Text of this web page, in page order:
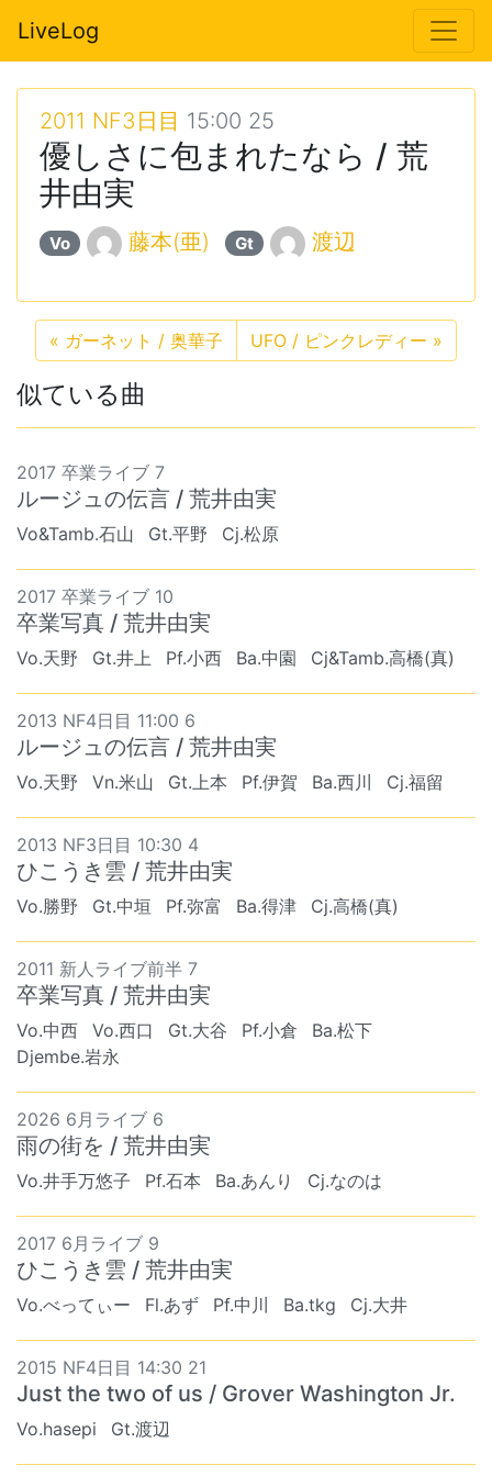
LiveLog
2011 NF3日目 15:00 25
優しさに包まれたなら / 荒
井由実
Vo 藤本(亜) Gt 渡辺
« ガーネット / 奥華子 UFO / ピンクレディー »
似ている曲
2017 卒業ライブ 7
ルージュの伝言 / 荒井由実
Vo&Tamb.石山 Gt.平野 Cj.松原
2017 卒業ライブ 10
卒業写真 / 荒井由実
Vo.天野 Gt.井上 Pf.小西 Ba.中園 Cj&Tamb.高橋(真)
2013 NF4日目 11:00 6
ルージュの伝言 / 荒井由実
Vo.天野 Vn.米山 Gt.上本 Pf.伊賀 Ba.西川 Cj.福留
2013 NF3日目 10:30 4
ひこうき雲 / 荒井由実
Vo.勝野 Gt.中垣 Pf.弥富 Ba.得津 Cj.高橋(真)
2011 新人ライブ前半 7
卒業写真 / 荒井由実
Vo.中西 Vo.西口 Gt.大谷 Pf.小倉
Ba.松下
Djembe.岩永
2026 6月ライブ 6
雨の街を / 荒井由実
Vo.井手万悠子 Pf.石本 Ba.あんり Cj.なのは
2017 6月ライブ 9
ひこうき雲 / 荒井由実
Vo.べってぃー Fl.あず Pf.中川 Ba.tkg Cj.大井
2015 NF4日目 14:30 21
Just the two of us / Grover Washington Jr.
Vo.hasepi Gt.渡辺